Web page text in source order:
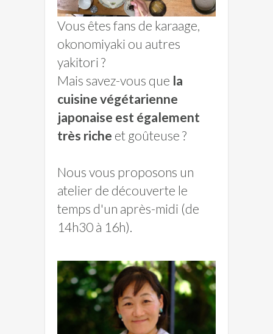
Vous êtes fans de karaage,
okonomiyaki ou autres
yakitori ?
Mais savez-vous que la
cuisine végétarienne
japonaise est également
très riche et goûteuse ?
Nous vous proposons un
atelier de découverte le
temps d'un après-midi (de
14h30 à 16h).